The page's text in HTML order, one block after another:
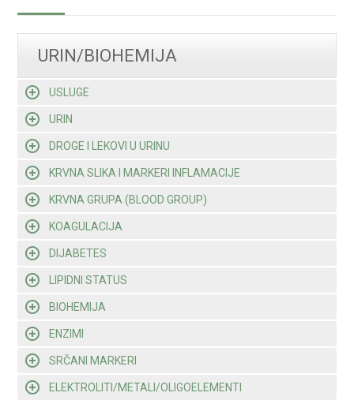
URIN/BIOHEMIJA
USLUGE
URIN
DROGE I LEKOVI U URINU
KRVNA SLIKA I MARKERI INFLAMACIJE
KRVNA GRUPA (BLOOD GROUP)
KOAGULACIJA
DIJABETES
LIPIDNI STATUS
BIOHEMIJA
ENZIMI
SRČANI MARKERI
ELEKTROLITI/METALI/OLIGOELEMENTI